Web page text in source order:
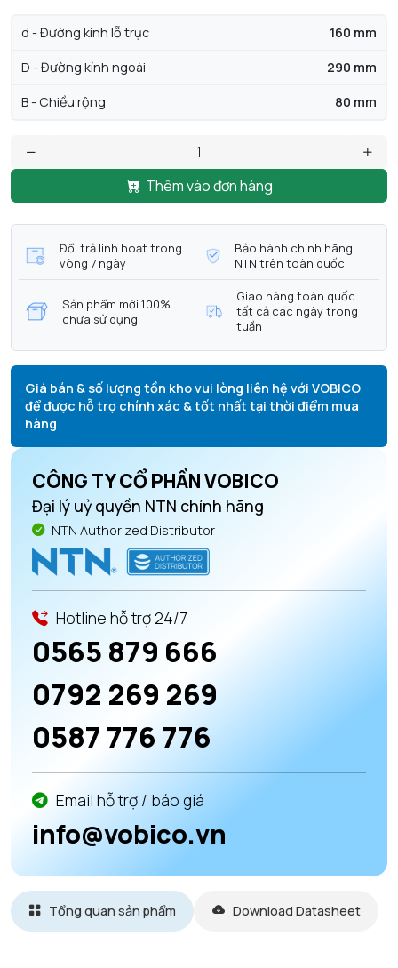
d - Đường kính lỗ trục 160 mm
D - Đường kính ngoài 290 mm
B - Chiều rộng 80 mm
Thêm vào đơn hàng
Đổi trả linh hoạt trong
vòng 7 ngày
Bảo hành chính hãng
NTN trên toàn quốc
Sản phẩm mới 100%
chưa sử dụng
Giao hàng toàn quốc
tất cả các ngày trong
tuần
Giá bán & số lượng tồn kho vui lòng liên hệ với VOBICO
để được hỗ trợ chính xác & tốt nhất tại thời điểm mua
hàng
CÔNG TY CỔ PHẦN VOBICO
Đại lý uỷ quyền NTN chính hãng
NTN Authorized Distributor
Hotline hỗ trợ 24/7
0565 879 666
0792 269 269
0587 776 776
Email hỗ trợ / báo giá
info@vobico.vn
Tổng quan sản phẩm Download Datasheet